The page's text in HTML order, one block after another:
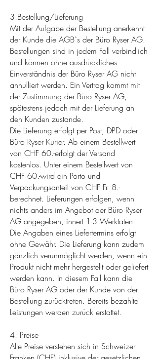
3.Bestellung/Lieferung
Mit der Aufgabe der Bestellung anerkennt
der Kunde die AGB`s der Büro Ryser AG.
Bestellungen sind in jedem Fall verbindlich
und können ohne ausdrückliches
Einverständnis der Büro Ryser AG nicht
annulliert werden. Ein Vertrag kommt mit
der Zustimmung der Büro Ryser AG,
spätestens jedoch mit der Lieferung an
den Kunden zustande.
Die Lieferung erfolgt per Post, DPD oder
Büro Ryser Kurier. Ab einem Bestellwert
von CHF 60.-erfolgt der Versand
kostenlos. Unter einem Bestellwert von
CHF 60.-wird ein Porto und
Verpackungsanteil von CHF Fr. 8.-
berechnet. Lieferungen erfolgen, wenn
nichts anders im Angebot der Büro Ryser
AG angegeben, innert 1-3 Werktaten.
Die Angaben eines Liefertermins erfolgt
ohne Gewähr. Die Lieferung kann zudem
gänzlich verunmöglicht werden, wenn ein
Produkt nicht mehr hergestellt oder geliefert
werden kann. In diesem Fall kann die
Büro Ryser AG oder der Kunde von der
Bestellung zurücktreten. Bereits bezahlte
Leistungen werden zurück erstattet.
4. Preise
Alle Preise verstehen sich in Schweizer